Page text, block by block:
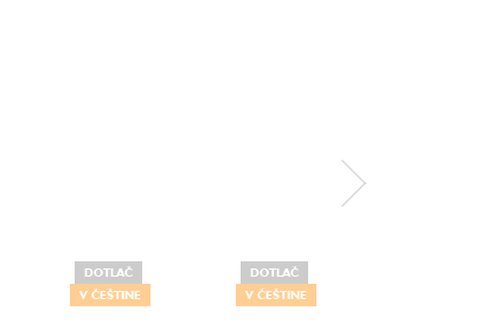
DOTLAČ
V ČEŠTINE
DOTLAČ
V ČEŠTINE